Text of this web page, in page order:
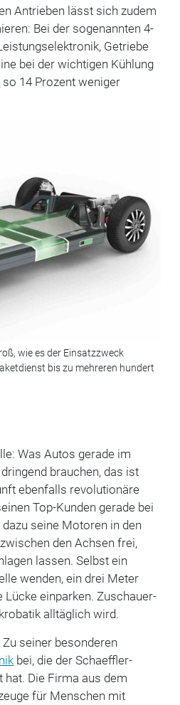
Antrieben lässt sich zudem
Bei der sogenannten 4-
Getriebe
bei der wichtigen Kühlung
so 14 Prozent weniger
wie es der Einsatzzweck
bis zu mehreren hundert
Was Autos gerade im
brauchen, das ist
ebenfalls revolutionäre
Top-Kunden gerade bei
seine Motoren in den
den Achsen frei,
lassen. Selbst ein
wenden, ein drei Meter
Lücke einparken. Zuschauer-
alltäglich wird.
seiner besonderen
bei, die der Schaeffler-
Die Firma aus dem
für Menschen mit